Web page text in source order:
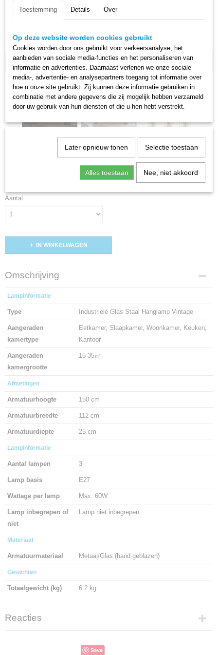
1 OP VOORRAAD
Hanglamp Glas Kegel - 3L
€ 165,00 € 145,00 (inclusief btw 21%)
Aantal
IN WINKELWAGEN
Omschrijving
Lampinformatie
Type Industriele Glas Staal Hanglamp Vintage
Aangeraden
kamertype
Eetkamer, Slaapkamer, Woonkamer, Keuken,
Kantoor
Aangeraden
kamergrootte
15-35㎡
Afmetingen
Armatuurhoogte 150 cm
Armatuurbreedte 112 cm
Armatuurdiepte 25 cm
Lampinformatie
Aantal lampen 3
Lamp basis E27
Wattage per lamp Max. 60W
Lamp inbegrepen of
niet
Lamp niet inbegrepen
Materiaal
Armatuurmateriaal Metaal/Glas (hand geblazen)
Gewichten
Totaalgewicht (kg) 6.2 kg
Reacties
Save
Toestemming Details Over
Op deze website worden cookies gebruikt
Cookies worden door ons gebruikt voor verkeersanalyse, het
aanbieden van sociale media-functies en het personaliseren van
informatie en advertenties. Daarnaast verlenen we onze sociale
media-, advertentie- en analysepartners toegang tot informatie over
hoe u onze site gebruikt. Zij kunnen deze informatie gebruiken in
combinatie met andere gegevens die zij mogelijk hebben verzameld
door uw gebruik van hun diensten of die u hen hebt verstrekt.
Later opnieuw tonen Selectie toestaan
Alles toestaan Nee, niet akkoord